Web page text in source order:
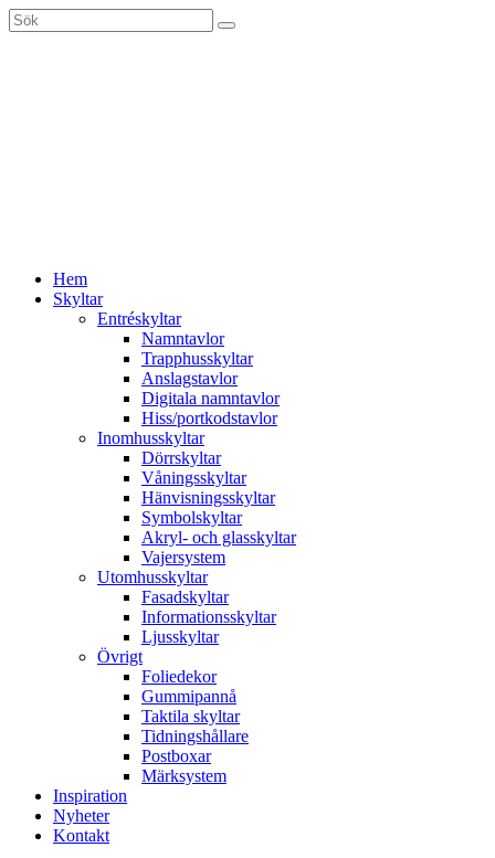
Sök
efter:
vidare
Hem
Skyltar
Entréskyltar
Namntavlor
Trapphusskyltar
Anslagstavlor
Digitala namntavlor
Hiss/portkodstavlor
Inomhusskyltar
Dörrskyltar
Våningsskyltar
Hänvisningsskyltar
Symbolskyltar
Akryl- och glasskyltar
Vajersystem
Utomhusskyltar
Fasadskyltar
Informationsskyltar
Ljusskyltar
Övrigt
Foliedekor
Gummipannå
Taktila skyltar
Tidningshållare
Postboxar
Märksystem
Inspiration
Nyheter
Kontakt